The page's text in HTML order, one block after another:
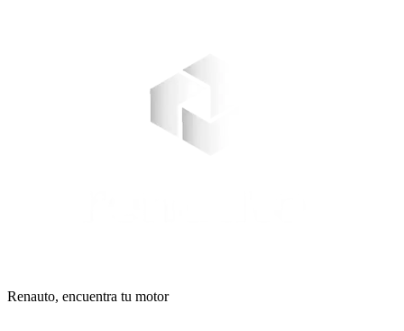
Renauto, encuentra tu motor